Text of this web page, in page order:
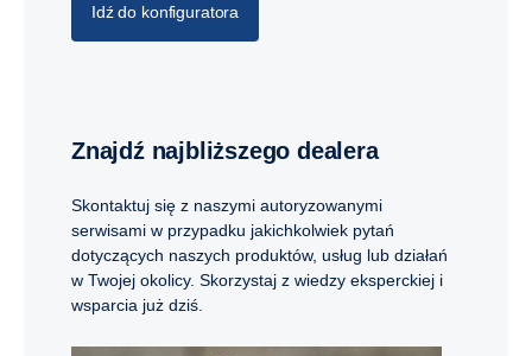
Idź do konfiguratora
Znajdź najbliższego dealera
Skontaktuj się z naszymi autoryzowanymi
serwisami w przypadku jakichkolwiek pytań
dotyczących naszych produktów, usług lub działań
w Twojej okolicy. Skorzystaj z wiedzy eksperckiej i
wsparcia już dziś.